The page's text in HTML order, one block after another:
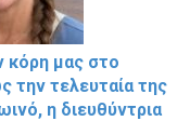
κόρη μας στο
την τελευταία της
η διευθύντρια